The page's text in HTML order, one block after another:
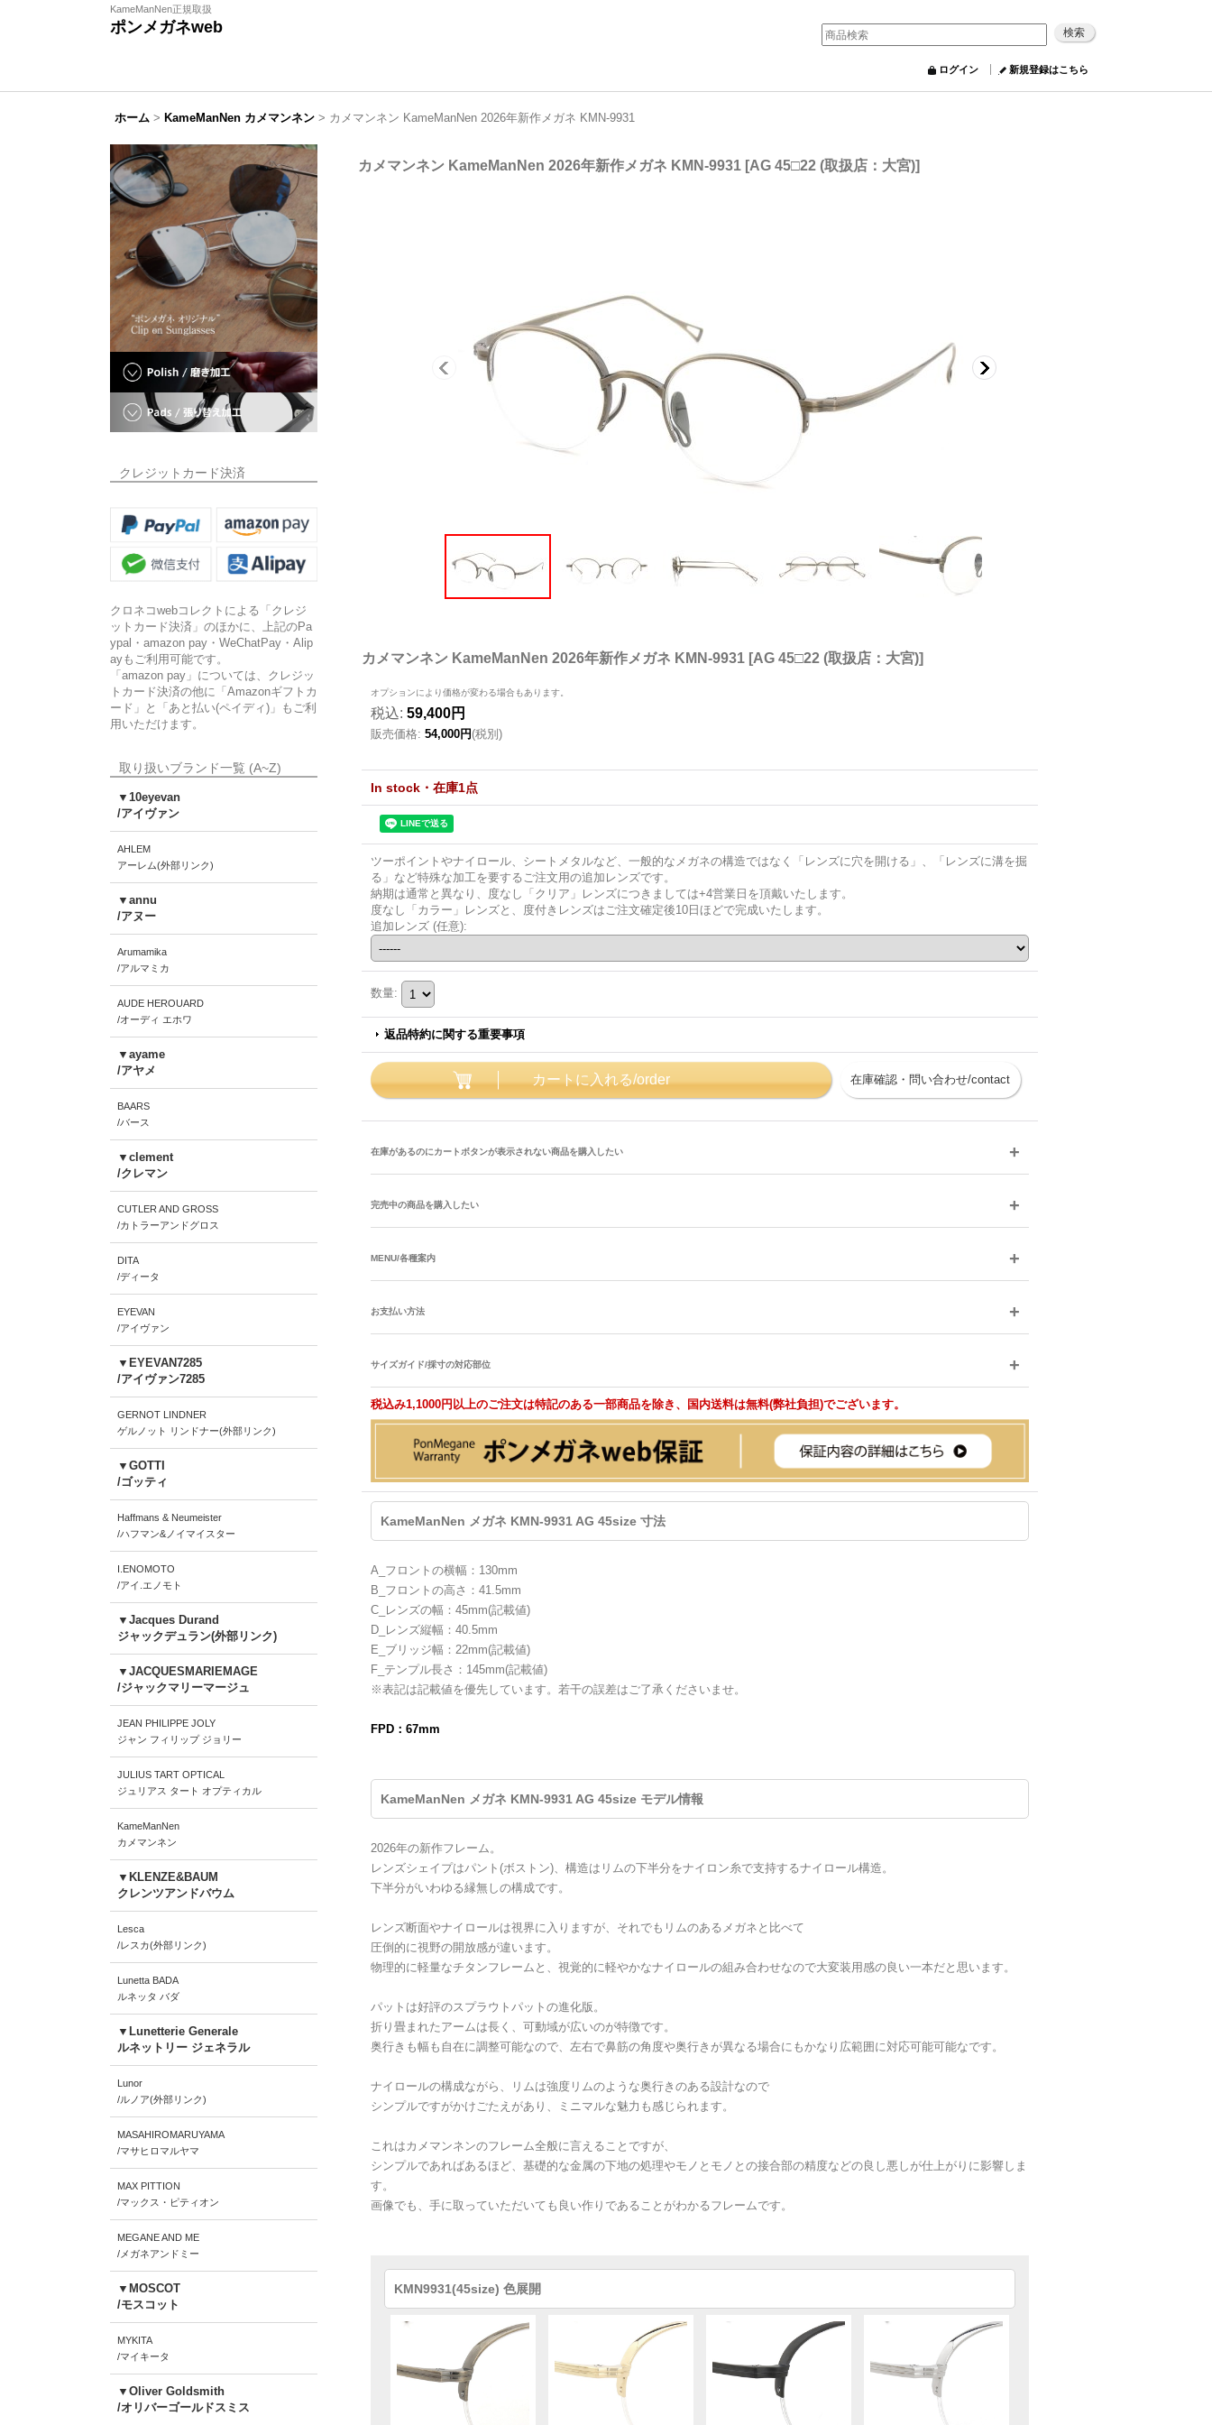
KameManNen正規取扱
ポンメガネweb
ログイン 新規登録はこちら
ホーム > KameManNen カメマンネン > カメマンネン KameManNen 2026年新作メガネ KMN-9931
カメマンネン KameManNen 2026年新作メガネ KMN-9931 [AG 45□22 (取扱店：大宮)]
カメマンネン KameManNen 2026年新作メガネ KMN-9931 [AG 45□22 (取扱店：大宮)]
販売価格: 54,000円 (税別)
税込: 59,400円
オプションにより価格が変わる場合もあります。
In stock・在庫1点
ツーポイントやナイロール、シートメタルなど、一般的なメガネの構造ではなく「レンズに穴を開ける」、「レンズに溝を掘
る」など特殊な加工を要するご注文用の追加レンズです。
納期は通常と異なり、度なし「クリア」レンズにつきましては+4営業日を頂戴いたします。
度なし「カラー」レンズと、度付きレンズはご注文確定後10日ほどで完成いたします。
追加レンズ (任意):
数量:
返品特約に関する重要事項
在庫確認・問い合わせ/contact
在庫があるのにカートボタンが表示されない商品を購入したい
完売中の商品を購入したい
MENU/各種案内
お支払い方法
サイズガイド/採寸の対応部位
税込み1,1000円以上のご注文は特記のある一部商品を除き、国内送料は無料(弊社負担)でございます。
KameManNen メガネ KMN-9931 AG 45size 寸法
A_フロントの横幅：130mm
B_フロントの高さ：41.5mm
C_レンズの幅：45mm(記載値)
D_レンズ縦幅：40.5mm
E_ブリッジ幅：22mm(記載値)
F_テンプル長さ：145mm(記載値)
※表記は記載値を優先しています。若干の誤差はご了承くださいませ。
FPD：67mm
KameManNen メガネ KMN-9931 AG 45size モデル情報
2026年の新作フレーム。
レンズシェイプはパント(ボストン)、構造はリムの下半分をナイロン糸で支持するナイロール構造。
下半分がいわゆる縁無しの構成です。
レンズ断面やナイロールは視界に入りますが、それでもリムのあるメガネと比べて
圧倒的に視野の開放感が違います。
物理的に軽量なチタンフレームと、視覚的に軽やかなナイロールの組み合わせなので大変装用感の良い一本だと思います。
パットは好評のスプラウトパットの進化版。
折り畳まれたアームは長く、可動域が広いのが特徴です。
奥行きも幅も自在に調整可能なので、左右で鼻筋の角度や奥行きが異なる場合にもかなり広範囲に対応可能可能なです。
ナイロールの構成ながら、リムは強度リムのような奥行きのある設計なので
シンプルですがかけごたえがあり、ミニマルな魅力も感じられます。
これはカメマンネンのフレーム全般に言えることですが、
シンプルであればあるほど、基礎的な金属の下地の処理やモノとモノとの接合部の精度などの良し悪しが仕上がりに影響しま
す。
画像でも、手に取っていただいても良い作りであることがわかるフレームです。
KMN9931(45size) 色展開
クレジットカード決済
クロネコwebコレクトによる「クレジ
ットカード決済」のほかに、上記のPa
ypal・amazon pay・WeChatPay・Alip
ayもご利用可能です。
「amazon pay」については、クレジッ
トカード決済の他に「Amazonギフトカ
ード」と「あと払い(ペイディ)」もご利
用いただけます。
取り扱いブランド一覧 (A~Z)
▼10eyevan
/アイヴァン
AHLEM
アーレム(外部リンク)
▼annu
/アヌー
Arumamika
/アルマミカ
AUDE HEROUARD
/オーディ エホワ
▼ayame
/アヤメ
BAARS
/バース
▼clement
/クレマン
CUTLER AND GROSS
/カトラーアンドグロス
DITA
/ディータ
EYEVAN
/アイヴァン
▼EYEVAN7285
/アイヴァン7285
GERNOT LINDNER
ゲルノット リンドナー(外部リンク)
▼GOTTI
/ゴッティ
Haffmans & Neumeister
/ハフマン&ノイマイスター
I.ENOMOTO
/アイ.エノモト
▼Jacques Durand
ジャックデュラン(外部リンク)
▼JACQUESMARIEMAGE
/ジャックマリーマージュ
JEAN PHILIPPE JOLY
ジャン フィリップ ジョリー
JULIUS TART OPTICAL
ジュリアス タート オプティカル
KameManNen
カメマンネン
▼KLENZE&BAUM
クレンツアンドバウム
Lesca
/レスカ(外部リンク)
Lunetta BADA
ルネッタ バダ
▼Lunetterie Generale
ルネットリー ジェネラル
Lunor
/ルノア(外部リンク)
MASAHIROMARUYAMA
/マサヒロマルヤマ
MAX PITTION
/マックス・ピティオン
MEGANE AND ME
/メガネアンドミー
▼MOSCOT
/モスコット
MYKITA
/マイキータ
▼Oliver Goldsmith
/オリバーゴールドスミス